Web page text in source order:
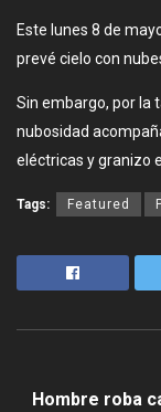
Este lunes 8 de
prevé cielo con
Sin embargo, por la
nubosidad
eléctricas y granizo
Tags: Featured
Hombre roba